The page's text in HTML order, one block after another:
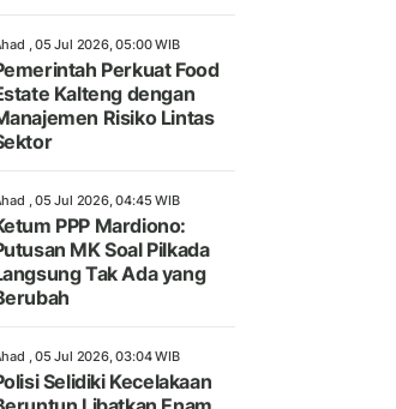
, 05 Jul 2026, 05:00 WIB
Perkuat Food
Kalteng dengan
Risiko Lintas
, 05 Jul 2026, 04:45 WIB
PPP Mardiono:
MK Soal Pilkada
Tak Ada yang
, 05 Jul 2026, 03:04 WIB
Selidiki Kecelakaan